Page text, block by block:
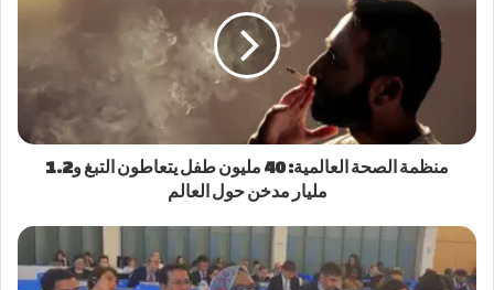
منظمة الصحة العالمية: 40 مليون طفل يتعاطون التبغ و1.2
مليار مدخن حول العالم